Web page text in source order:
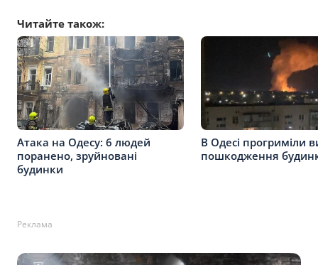
Читайте також:
Атака на Одесу: 6 людей
поранено, зруйновані
будинки
В Одесі прогриміли
пошкодження
Реклама